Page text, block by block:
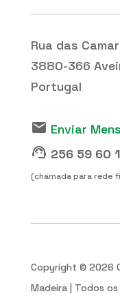
Rua das
3880-366
Portugal
email Enviar
support_agent 256 59 60
(chamada para rede
Copyright © 2026
Madeira | Todos